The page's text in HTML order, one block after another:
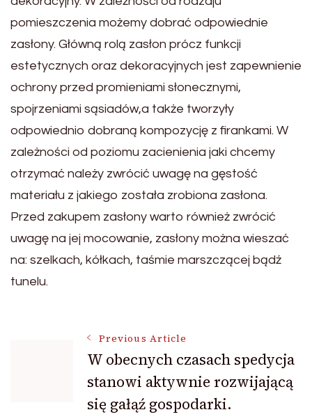
pomieszczenia możemy dobrać odpowiednie
zasłony. Główną rolą zasłon prócz funkcji
estetycznych oraz dekoracyjnych jest zapewnienie
ochrony przed promieniami słonecznymi,
spojrzeniami sąsiadów,a także tworzyły
odpowiednio dobraną kompozycję z firankami. W
zależności od poziomu zacienienia jaki chcemy
otrzymać należy zwrócić uwagę na gęstość
materiału z jakiego została zrobiona zasłona.
Przed zakupem zasłony warto również zwrócić
uwagę na jej mocowanie, zasłony można wieszać
na: szelkach, kółkach, taśmie marszczącej bądź
tunelu.
Navigation
Previous Article
W obecnych czasach spedycja
stanowi aktywnie rozwijającą
się gałąź gospodarki.